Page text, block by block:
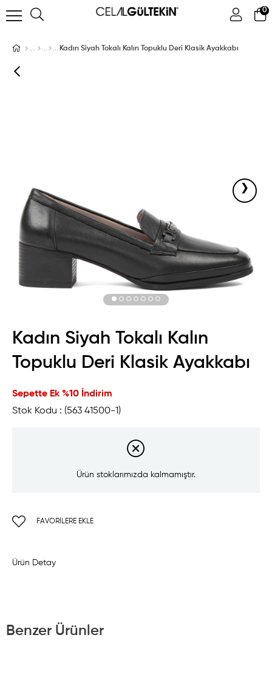
0
ÜYE GIRIŞI ÜYE OL Facebook İle Bağlan
Kadın Siyah Tokalı Kalın Topuklu Deri Klasik Ayakkabı
›
Kadın Siyah Tokalı Kalın
Topuklu Deri Klasik Ayakkabı
Sepette Ek %10 İndirim
Stok Kodu
(563 41500-1)
Ürün stoklarımızda kalmamıştır.
FAVORILERE EKLE
Ürün Detay
Benzer Ürünler